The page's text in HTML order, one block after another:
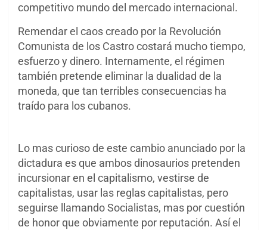
competitivo mundo del mercado internacional.
Remendar el caos creado por la Revolución
Comunista de los Castro costará mucho tiempo,
esfuerzo y dinero. Internamente, el régimen
también pretende eliminar la dualidad de la
moneda, que tan terribles consecuencias ha
traído para los cubanos.
Lo mas curioso de este cambio anunciado por la
dictadura es que ambos dinosaurios pretenden
incursionar en el capitalismo, vestirse de
capitalistas, usar las reglas capitalistas, pero
seguirse llamando Socialistas, mas por cuestión
de honor que obviamente por reputación. Así el